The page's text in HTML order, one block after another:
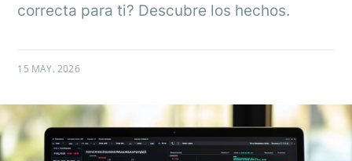
correcta para ti? Descubre los hechos.
15 MAY. 2026